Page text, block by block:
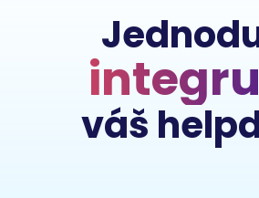
váš